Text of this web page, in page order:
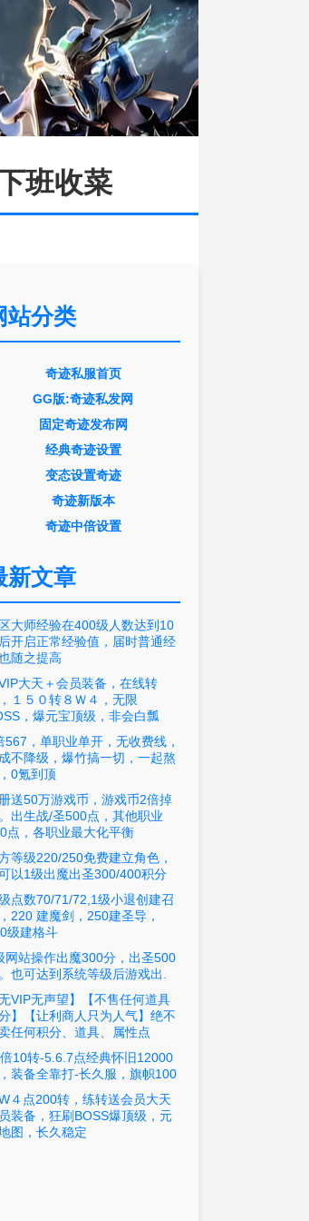
班收菜
站分类
奇迹私服首页
GG版:奇迹私发网
固定奇迹发布网
经典奇迹设置
变态设置奇迹
奇迹新版本
奇迹中倍设置
新文章
大师经验在400级人数达到10
开启正常经验值，届时普通经
随之提高
大天＋会员装备，在线转
１５０转８Ｗ４，无限
，爆元宝顶级，非会白瓢
567，单职业单开，无收费线，
不降级，爆竹搞一切，一起熬
0氪到顶
送50万游戏币，游戏币2倍掉
出生战/圣500点，其他职业
点，各职业最大化平衡
等级220/250免费建立角色，
以1级出魔出圣300/400积分
点数70/71/72,1级小退创建召
220 建魔剑，250建圣导，
级建格斗
网站操作出魔300分，出圣500
也可达到系统等级后游戏出.
无VIP无声望】【不售任何道具
】【让利商人只为人气】绝不
任何积分、道具、属性点
10转-5.6.7点经典怀旧12000
装备全靠打-长久服，旗帜100
４点200转，练转送会员大天
装备，狂刷BOSS爆顶级，元
图，长久稳定